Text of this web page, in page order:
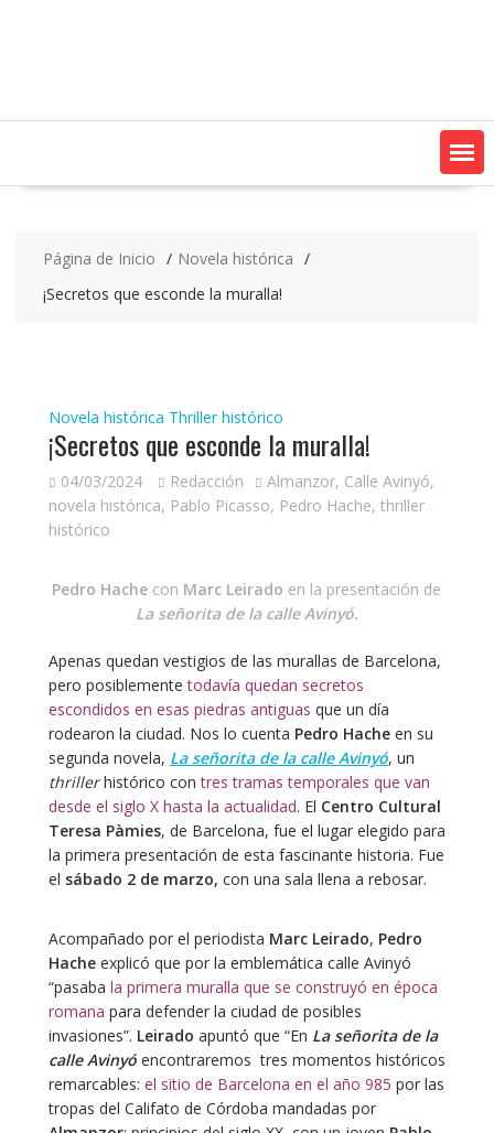
Página de Inicio
Novela histórica
¡Secretos que esconde la muralla!
Novela histórica Thriller histórico
¡Secretos que esconde la muralla!
04/03/2024 Redacción Almanzor, Calle Avinyó,
novela histórica, Pablo Picasso, Pedro Hache, thriller
histórico
Pedro Hache con Marc Leirado en la presentación de
La señorita de la calle Avinyó.
Apenas quedan vestigios de las murallas de Barcelona,
pero posiblemente todavía quedan secretos
escondidos en esas piedras antiguas que un día
rodearon la ciudad. Nos lo cuenta Pedro Hacheen su
segunda novela, La señorita de la calle Avinyó, un
thrillerhistórico contres tramas temporales que van
desde el siglo X hasta la actualidad. El Centro Cultural
Teresa Pàmies, de Barcelona, fue el lugar elegido para
la primera presentación de esta fascinante historia. Fue
el sábado 2 de marzo, con una sala llena a rebosar.
Acompañado por el periodista Marc Leirado, Pedro
Hacheexplicó que por la emblemática calle Avinyó
“pasaba la primera muralla que se construyó en época
romana para defender la ciudad de posibles
invasiones”. Leirado apuntó que “En La señorita de la
calle Avinyóencontraremos tres momentos históricos
remarcables: el sitio de Barcelona en el año 985 por las
tropas del Califato de Córdoba mandadas por